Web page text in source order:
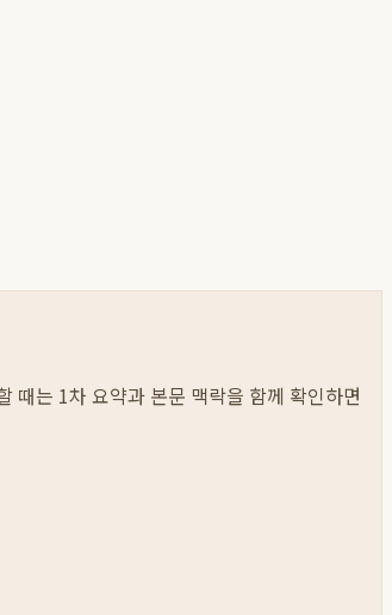
때는 1차 요약과 본문 맥락을 함께 확인하면